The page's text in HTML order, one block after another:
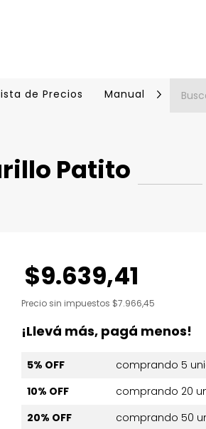
de Precios Manual
Patito
$9.639,41
Precio sin impuestos $7.966,45
¡Llevá más, pagá menos!
5% OFF
comprando 5
10% OFF
comprando 20
20% OFF
comprando 50